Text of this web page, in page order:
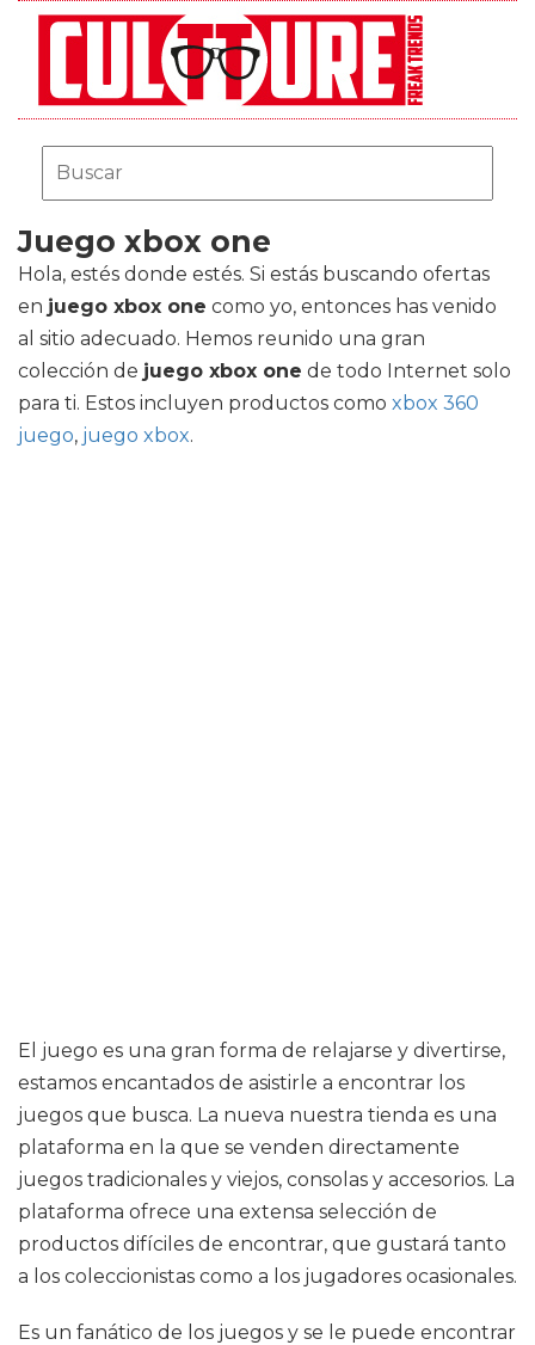
Juego xbox one
Hola, estés donde estés. Si estás buscando ofertas
en juego xbox one como yo, entonces has venido
al sitio adecuado. Hemos reunido una gran
colección de juego xbox one de todo Internet solo
para ti. Estos incluyen productos como xbox 360
juego, juego xbox.
El juego es una gran forma de relajarse y divertirse,
estamos encantados de asistirle a encontrar los
juegos que busca. La nueva nuestra tienda es una
plataforma en la que se venden directamente
juegos tradicionales y viejos, consolas y accesorios. La
plataforma ofrece una extensa selección de
productos difíciles de encontrar, que gustará tanto
a los coleccionistas como a los jugadores ocasionales.
Es un fanático de los juegos y se le puede encontrar